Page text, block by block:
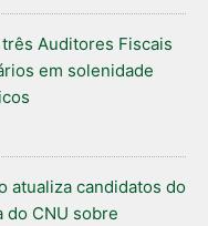
Auditores Fiscais
em solenidade
atualiza candidatos do
do CNU sobre